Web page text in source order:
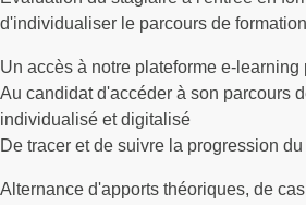
d'individualiser le parcours de
Un accès à notre plateforme e-learning
Au candidat d'accéder à son parcours
individualisé et digitalisé
De tracer et de suivre la progression
Alternance d'apports théoriques, de